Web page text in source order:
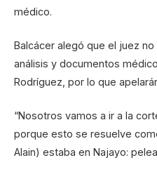
médico.
Balcácer alegó que el juez no
análisis y documentos
Rodríguez, por lo que
“Nosotros vamos a ir a la
porque esto se resuelve
Alain) estaba en Najayo: